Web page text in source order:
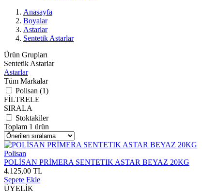
Anasayfa
Boyalar
Astarlar
Sentetik Astarlar
Ürün Grupları
Sentetik Astarlar
Astarlar
Tüm Markalar
Polisan (1)
FİLTRELE
SIRALA
Stoktakiler
Toplam 1 ürün
Polisan
POLİSAN PRİMERA SENTETIK ASTAR BEYAZ 20KG
4.125,00 TL
Sepete Ekle
ÜYELİK